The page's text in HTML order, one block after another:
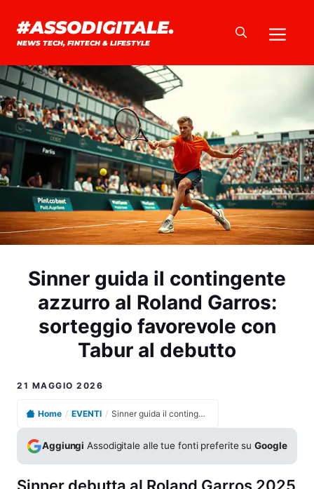
contenuto
#ASSODIGITALE.
NEWS TECH, FINTECH & LIFESTYLE
Sinner guida il contingente
azzurro al Roland Garros:
sorteggio favorevole con
Tabur al debutto
21 MAGGIO 2026
Home / EVENTI / Sinner guida il contingente azzurro al Roland Garros: sorteggio favorevole con Tabur al debutto
Aggiungi Assodigitale alle tue fonti preferite suGoogle
Sinner debutta al Roland Garros 2025